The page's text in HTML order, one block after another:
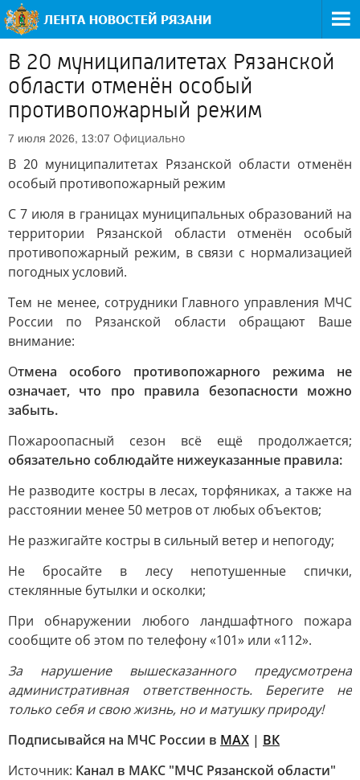
В 20 муниципалитетах Рязанской
области отменён особый
противопожарный режим
7 июля 2026, 13:07 Официально
В 20 муниципалитетах Рязанской области отменён
особый противопожарный режим
С 7 июля в границах муниципальных образований на
территории Рязанской области отменён особый
противопожарный режим, в связи с нормализацией
погодных условий.
Тем не менее, сотрудники Главного управления МЧС
России по Рязанской области обращают Ваше
внимание:
Отмена особого противопожарного режима не
означает, что про правила безопасности можно
забыть.
Пожароопасный сезон всё ещё продолжается;
обязательно соблюдайте нижеуказанные правила:
Не разводите костры в лесах, торфяниках, а также на
расстоянии менее 50 метров от любых объектов;
Не разжигайте костры в сильный ветер и непогоду;
Не бросайте в лесу непотушенные спички,
стеклянные бутылки и осколки;
При обнаружении любого ландшафтного пожара
сообщите об этом по телефону «101» или «112».
За нарушение вышесказанного предусмотрена
административная ответственность. Берегите не
только себя и свою жизнь, но и матушку природу!
Подписывайся на МЧС России в MAX | ВК
Источник: Канал в МАКС "МЧС Рязанской области"